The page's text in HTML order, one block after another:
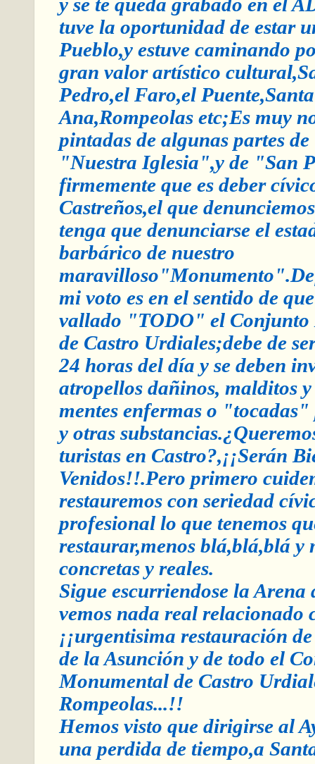
y se te queda grabado en el
tuve la oportunidad de estar
Pueblo,y estuve caminando
gran valor artístico
Pedro,el Faro,el Puente,Santa
Ana,Rompeolas etc;Es muy
pintadas de algunas partes de
"Nuestra Iglesia",y de "San
firmemente que es deber
Castreños,el que
tenga que denunciarse el
barbárico de nuestro
mi voto es en el sentido de
vallado "TODO" el Conjunto
de Castro Urdiales;debe de
24 horas del día y se deben
atropellos dañinos, malditos y
mentes enfermas o
y otras
turistas en Castro?,¡¡Serán
Venidos!!.Pero primero
restauremos con seriedad
profesional lo que tenemos
restaurar,menos blá,blá,blá y
concretas y reales.
Sigue escurriendose la Arena
vemos nada real relacionado
¡¡urgentisima restauración
de la Asunción y de todo el
Monumental de Castro
Rompeolas...!!
Hemos visto que dirigirse al
una perdida de tiempo,a